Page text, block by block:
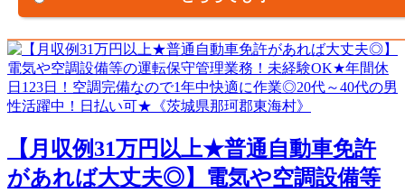
【月収例31万円以上★普通自動車免許
があれば大丈夫◎】電気や空調設備等